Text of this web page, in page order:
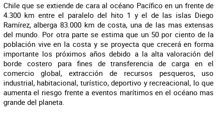
Chile que se extiende de cara al océano Pacífico en un frente de
4.300 km entre el paralelo del hito 1 y el de las islas Diego
Ramírez, alberga 83.000 km de costa, una de las mas extensas
del mundo. Por otra parte se estima que un 50 por ciento de la
población vive en la costa y se proyecta que crecerá en forma
importante los próximos años debido a la alta valoración del
borde costero para fines de transferencia de carga en el
comercio global, extracción de recursos pesqueros, uso
industrial, habitacional, turístico, deportivo y recreacional, lo que
aumenta el riesgo frente a eventos marítimos en el océano mas
grande del planeta.